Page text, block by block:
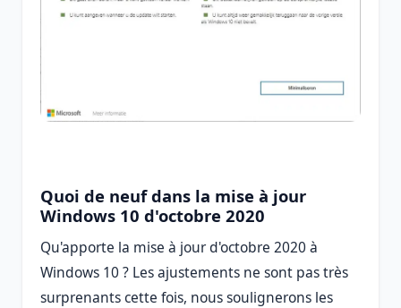
Quoi de neuf dans la mise à jour
Windows 10 d'octobre 2020
Qu'apporte la mise à jour d'octobre 2020 à
Windows 10 ? Les ajustements ne sont pas très
surprenants cette fois, nous soulignerons les